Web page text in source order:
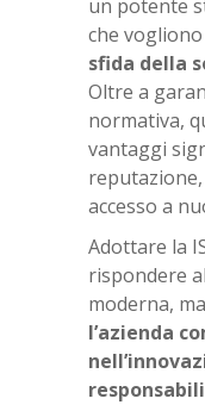
un potente
che vogliono
sfida della
Oltre a
normativa,
vantaggi
accesso a
Adottare la
rispondere
moderna,
l’azienda